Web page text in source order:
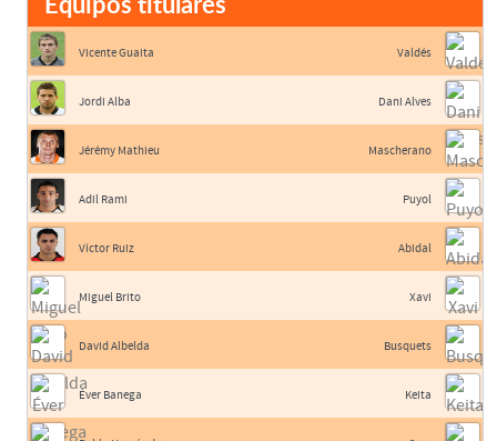
Vicente Guaita
Jordi Alba
Jérémy Mathieu
Adil Rami
Víctor Ruiz
Miguel Brito
David Albelda
Éver Banega
Valdés
Dani Alves
Mascherano
Puyol
Abidal
Xavi
Busquets
Keita